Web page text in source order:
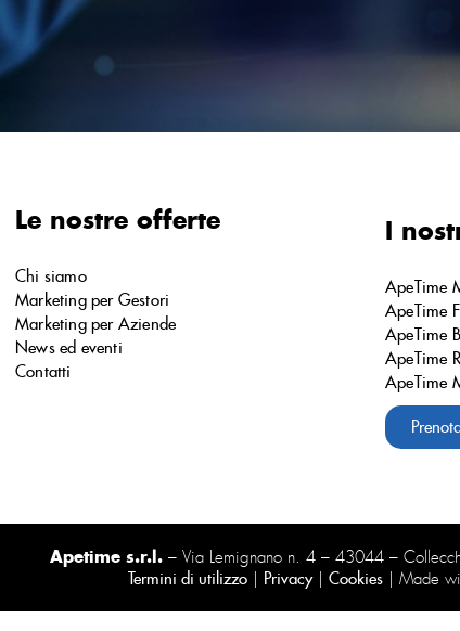
Le nostre offerte
Chi siamo
Marketing per Gestori
Marketing per Aziende
News ed eventi
Contatti
I
ApeTime
ApeTime
ApeTime
ApeTime
ApeTime
Apetime s.r.l.– Via Lemignano n. 4 – 43044 –
Termini di utilizzo| Privacy| Cookies| Made